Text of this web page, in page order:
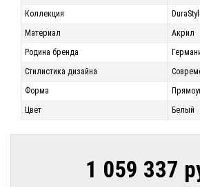
Коллекция
Материал
Акрил
Родина бренда
Стилистика дизайна
Форма
Цвет
Белый
1 059 337